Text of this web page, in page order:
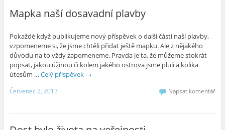
Mapka naší dosavadní plavby
Pokaždé když publikujeme nový příspěvek o další části naší plavby,
vzpomeneme si, že jsme chtěli přidat ještě mapku. Ale z nějakého
důvodu na to vždy zapomeneme. Pravda je ta, že můžeme stokrát
popsat, jakou úžinou či kolem jakého ostrova jsme pluli a kolika
útesům … Celý příspěvek →
Červenec 2, 2013 Napsat komentář